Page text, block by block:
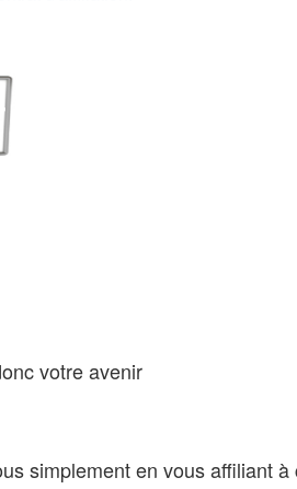
votre avenir
simplement en vous affiliant à